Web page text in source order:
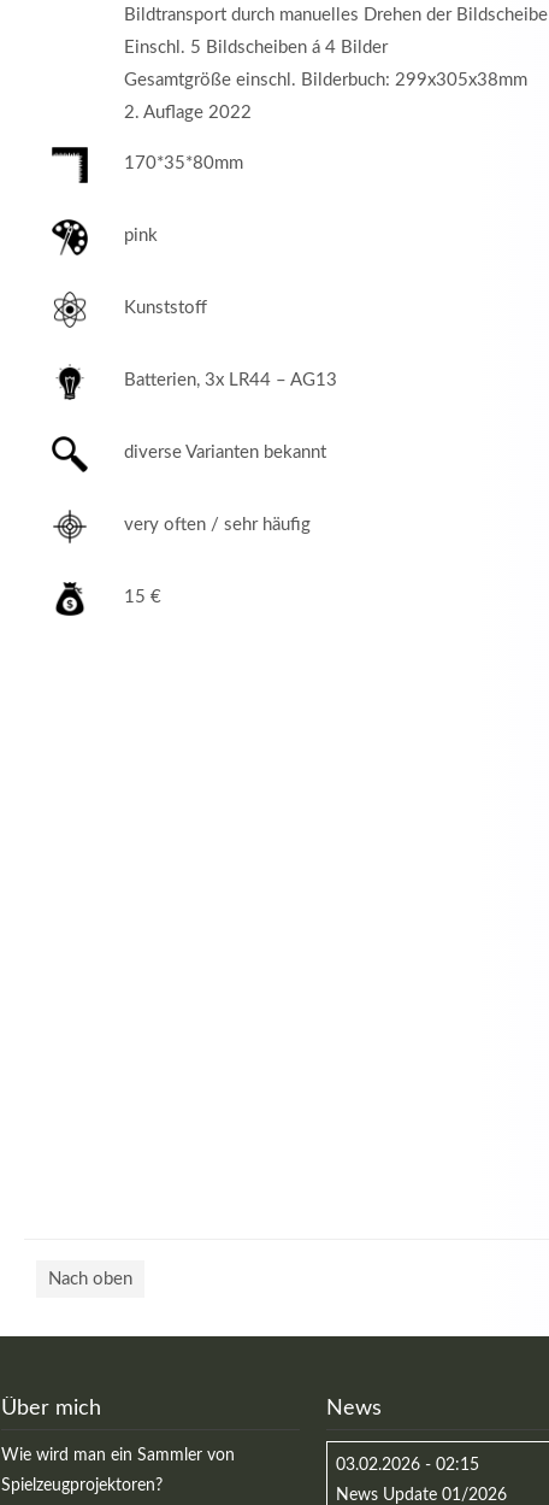
Bildtransport durch manuelles Drehen der Bildscheibe
Einschl. 5 Bildscheiben á 4 Bilder
Gesamtgröße einschl. Bilderbuch: 299x305x38mm
2. Auflage 2022
170*35*80mm
pink
Kunststoff
Batterien, 3x LR44 – AG13
diverse Varianten bekannt
very often / sehr häufig
15 €
Nach oben
Über mich
Wie wird man ein Sammler von
Spielzeugprojektoren?
News
03.02.2026 - 02:15
News Update 01/2026